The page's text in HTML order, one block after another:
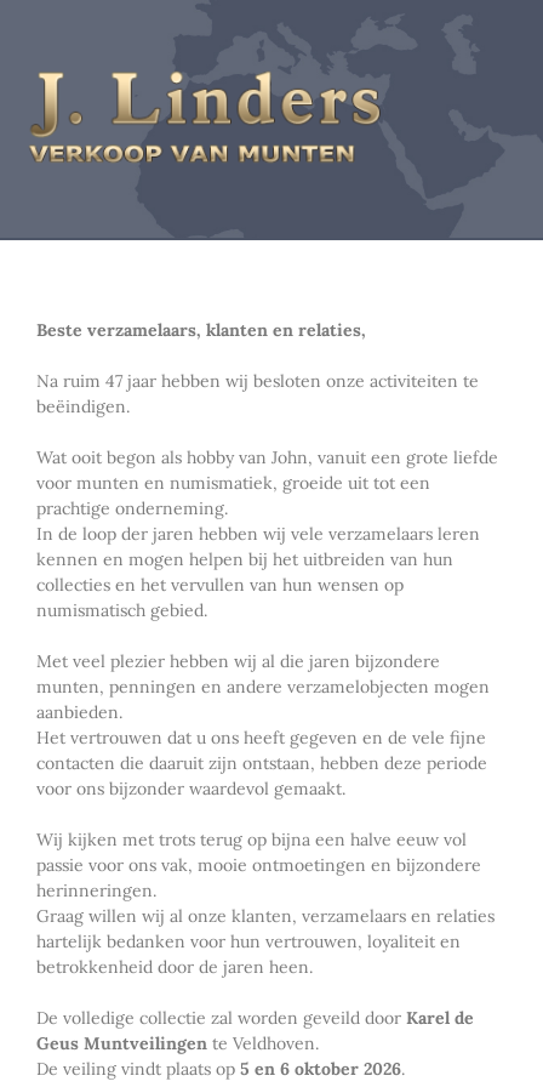
Beste verzamelaars, klanten en relaties,
Na ruim 47 jaar hebben wij besloten onze activiteiten te
beëindigen.
Wat ooit begon als hobby van John, vanuit een grote liefde
voor munten en numismatiek, groeide uit tot een
prachtige onderneming.
In de loop der jaren hebben wij vele verzamelaars leren
kennen en mogen helpen bij het uitbreiden van hun
collecties en het vervullen van hun wensen op
numismatisch gebied.
Met veel plezier hebben wij al die jaren bijzondere
munten, penningen en andere verzamelobjecten mogen
aanbieden.
Het vertrouwen dat u ons heeft gegeven en de vele fijne
contacten die daaruit zijn ontstaan, hebben deze periode
voor ons bijzonder waardevol gemaakt.
Wij kijken met trots terug op bijna een halve eeuw vol
passie voor ons vak, mooie ontmoetingen en bijzondere
herinneringen.
Graag willen wij al onze klanten, verzamelaars en relaties
hartelijk bedanken voor hun vertrouwen, loyaliteit en
betrokkenheid door de jaren heen.
De volledige collectie zal worden geveild door Karel de
Geus Muntveilingen te Veldhoven.
De veiling vindt plaats op 5 en 6 oktober 2026.